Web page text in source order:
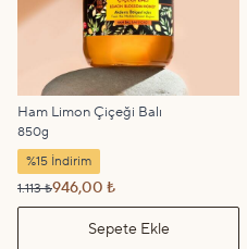
Ham Limon Çiçeği Balı
850g
%15 İndirim
1.113 ₺946,00 ₺
Sepete Ekle